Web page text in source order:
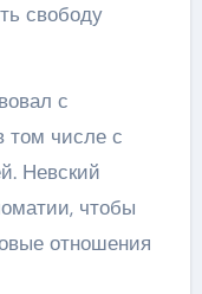
свободу
с
том числе с
Невский
чтобы
отношения